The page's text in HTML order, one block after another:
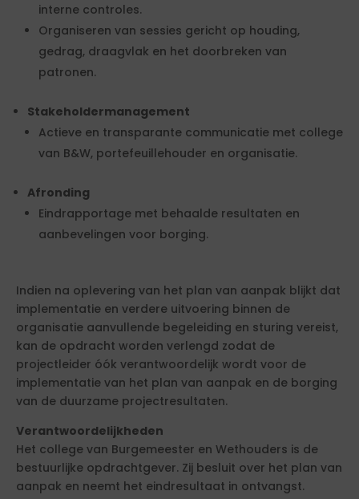
interne controles.
Organiseren van sessies gericht op houding,
gedrag, draagvlak en het doorbreken van
patronen.
Stakeholdermanagement
Actieve en transparante communicatie met college
van B&W, portefeuillehouder en organisatie.
Afronding
Eindrapportage met behaalde resultaten en
aanbevelingen voor borging.
Indien na oplevering van het plan van aanpak blijkt dat
implementatie en verdere uitvoering binnen de
organisatie aanvullende begeleiding en sturing vereist,
kan de opdracht worden verlengd zodat de
projectleider óók verantwoordelijk wordt voor de
implementatie van het plan van aanpak en de borging
van de duurzame projectresultaten.
Verantwoordelijkheden
Het college van Burgemeester en Wethouders is de
bestuurlijke opdrachtgever. Zij besluit over het plan van
aanpak en neemt het eindresultaat in ontvangst.